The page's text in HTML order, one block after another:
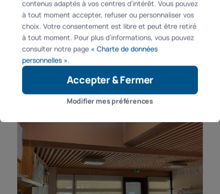
contenus adaptés à vos centres d’intérêt. Vous pouvez
à tout moment accepter, refuser ou personnaliser vos
choix. Votre consentement est libre et peut être retiré
à tout moment. Pour plus d’informations, vous pouvez
consulter notre page « Charte de données
personnelles ».
Accepter & Fermer
Modifier mes préférences